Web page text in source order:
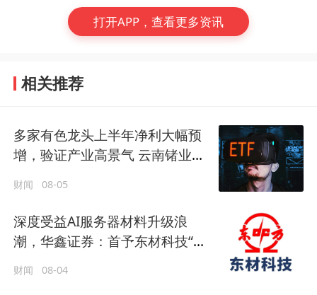
打开APP，查看更多资讯
相关推荐
多家有色龙头上半年净利大幅预
增，验证产业高景气 云南锗业涨
财闻 08-05
深度受益AI服务器材料升级浪
潮，华鑫证券：首予东材科技“买
财闻 08-04